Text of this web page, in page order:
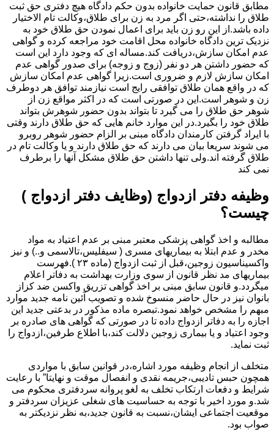
مطابق قانون حمایت خانواده بدون حکم دادگاه هیچ دفتری حق ثبت
طلاق را نداشته،حتی اگر مرد به زن برای طلاق،وکالت تام الاختیار
داده باشد.از این رو زن باید برای اعمال نمودن حق طلاق خود به
نزدیک ترین دادگاه خانواده محل اقامت خود مراجعه کرده و گواهی
عدم امکان سازش،دریافت کند.مساله ای که وجود دارد این است
که حضور داشتن هر دو نفر (زوج و زوجه) برای صدور گواهی عدم
امکان سازش لازم و ضروری است.زیرا گواهی عدم امکان سازش
که در واقع همان طلاق توافقی رایج است نیازمند توافق هر دوطرف
زن و شوهر است.این در صورتی است که در اکثر مواقع زن از
شوهر حق طلاق را می گیرد تا بتواند بدون حضور شوهرش بتواند
طلاق خود را بگیرد.در این موارد خانم هایی که حق طلاق دارند وقتی
با ایراد گرفتن کارمندان دادگاه مبنی بر الزام حضور شوهر روبرو
می شوند سریعا بیان می دارند که حق طلاق دارند و یا وکالت تام در
طلاق گرفته اند.ولی تنها داشتن حق طلاق مشکل آنها را برطرف
نمی کند
وظیفه دفتر ازدواج (وظایف دفتر ازدواج )
چیست؟
مطالبه و اخذ گواهی پزشکی معتبر مبنی بر عدم اعتیاد به مواد
مخدر و عدم ابتلا به بیماریهای مسری ( سیفلیس،تالاسمی و..) و نیز
واکسیناسیون زوجین،قبل از ثبت ازدواج (ماده ۲۳ ).فهرست
بیماریهای مد نظر قانون از سوی وزارت بهداشت به دفاتر اعلام
میگردد.و قانون سابق مبنی بر اخذ گواهی تزریق واکسن ضد کزاز
بانوان نیز در حال حاضر منسوخ شده و تصویب آئین نامه جدید موارد
مبهم را مشخص خواهد نمود.تبصره ماده مذکور در بدعتی جدید این
اجازه را به دفاتر ازدواج داده تا در صورتی که گواهی های صادره بر
وجود اعتیاد و یا بیماری زوجین دلالت کند،با اطلاع طرفین،ازدواج را
ثبت نماید.
متخلف از انجام وظیفه مورد اشاره،در قوانین سابق با مواردی
همچون حبس تادیبی،جریمه نقدی و انفصال موقت و نهایتا” با رعایت
شرایط و دفعات ارتکاب تخلف به لغو پروانه سردفتری محکوم می
شد.و مورد اخیر با توجه به حساسیت های شغلی عزیزان سردفتر و
موقعیت اجتماعی ایشان،نسبت به قانون جدید،به نظر نزدیکتر به
صواب بود.